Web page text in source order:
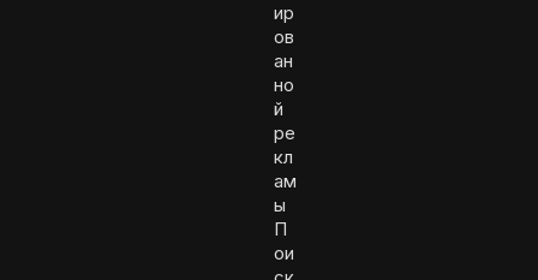
ир
ов
ан
но
й
ре
кл
ам
ы
П
ои